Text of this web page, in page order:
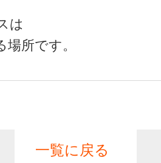
は
場所です。
一覧に戻る